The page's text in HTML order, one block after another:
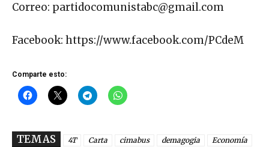
Correo: partidocomunistabc@gmail.com
Facebook: https://www.facebook.com/PCdeM
Comparte esto:
TEMAS 4T Carta cimabus demagogia
Economía